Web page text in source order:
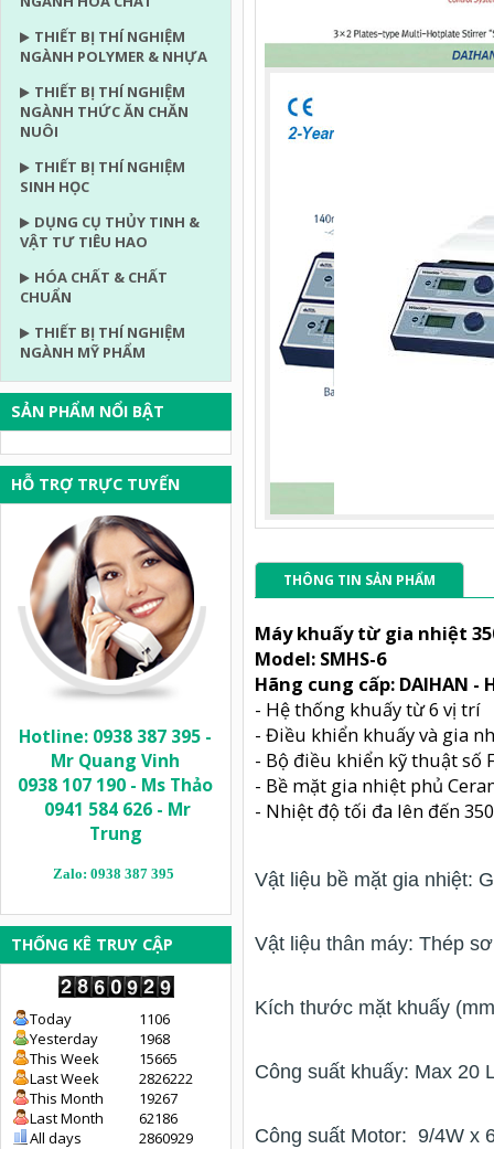
THIẾT BỊ THÍ NGHIỆM
NGÀNH POLYMER & NHỰA
THIẾT BỊ THÍ NGHIỆM
NGÀNH THỨC ĂN CHĂN
NUÔI
THIẾT BỊ THÍ NGHIỆM
SINH HỌC
DỤNG CỤ THỦY TINH &
VẬT TƯ TIÊU HAO
HÓA CHẤT & CHẤT
CHUẨN
THIẾT BỊ THÍ NGHIỆM
NGÀNH MỸ PHẨM
SẢN PHẨM NỔI BẬT
HỖ TRỢ TRỰC TUYẾN
Hotline: 0938 387 395 -
Mr Quang Vinh
0938 107 190 - Ms Thảo
0941 584 626 - Mr
Trung
Zalo: 0938 387 395
THỐNG KÊ TRUY CẬP
Today
1106
Yesterday
1968
This Week
15665
Last Week
2826222
This Month
19267
Last Month
62186
All days
2860929
THÔNG TIN SẢN PHẨM
Máy khuấy từ gia nhiệt
Model: SMHS-6
Hãng cung cấp: DAIHAN -
- Hệ thống khuấy từ 6 vị trí
- Điều khiển khuấy và gia
- Bộ điều khiển kỹ thuật số
- Bề mặt gia nhiệt phủ
- Nhiệt độ tối đa lên đến
Vật liệu bề mặt gia nhiệt:
Vật liệu thân máy: Thép
Kích thước mặt khuấy
Công suất khuấy: Max 20
Công suất Motor: 9/4W x